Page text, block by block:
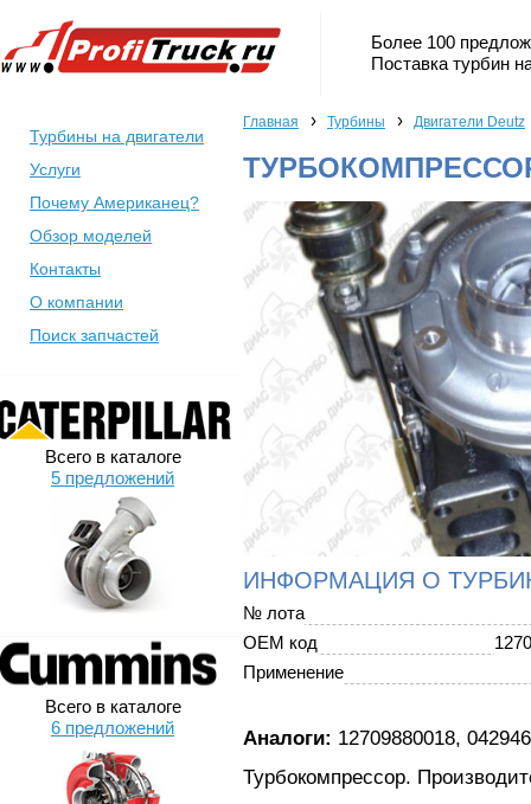
Более 100
Поставка турбин
Турбины на двигатели
Услуги
Почему Американец?
Обзор моделей
Контакты
О компании
Поиск запчастей
Всего в каталоге
5 предложений
Всего в каталоге
6 предложений
Главная › Турбины › Двигатели Deutz
ТУРБОКОМПРЕССОР
ИНФОРМАЦИЯ О
№ лота
OEM код
Применение
Аналоги: 12709880018,
Турбокомпрессор.